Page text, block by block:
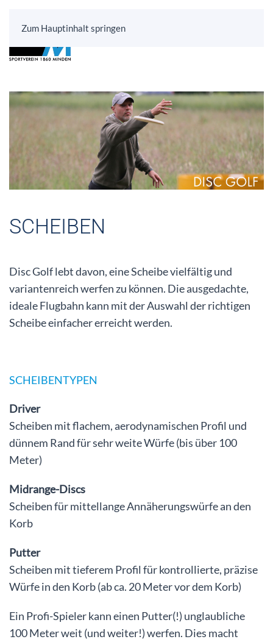
Zum Hauptinhalt springen
SCHEIBEN
Disc Golf lebt davon, eine Scheibe vielfältig und
variantenreich werfen zu können. Die ausgedachte,
ideale Flugbahn kann mit der Auswahl der richtigen
Scheibe einfacher erreicht werden.
SCHEIBENTYPEN
Driver
Scheiben mit flachem, aerodynamischen Profil und
dünnem Rand für sehr weite Würfe (bis über 100
Meter)
Midrange-Discs
Scheiben für mittellange Annäherungswürfe an den
Korb
Putter
Scheiben mit tieferem Profil für kontrollierte, präzise
Würfe in den Korb (ab ca. 20 Meter vor dem Korb)
Ein Profi-Spieler kann einen Putter(!) unglaubliche
100 Meter weit (und weiter!) werfen. Dies macht